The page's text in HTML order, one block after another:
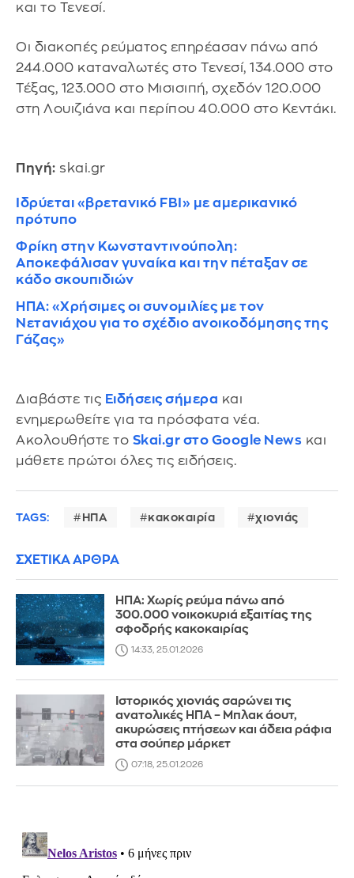
και το Τενεσί.
Οι διακοπές ρεύματος επηρέασαν πάνω από
244.000 καταναλωτές στο Τενεσί, 134.000 στο
Τέξας, 123.000 στο Μισισιπή, σχεδόν 120.000
στη Λουιζιάνα και περίπου 40.000 στο Κεντάκι.
Πηγή: skai.gr
Ιδρύεται «βρετανικό FBI» με αμερικανικό
πρότυπο
Φρίκη στην Κωνσταντινούπολη:
Αποκεφάλισαν γυναίκα και την πέταξαν σε
κάδο σκουπιδιών
ΗΠΑ: «Χρήσιμες οι συνομιλίες με τον
Νετανιάχου για το σχέδιο ανοικοδόμησης της
Γάζας»
Διαβάστε τις Ειδήσεις σήμερα και
ενημερωθείτε για τα πρόσφατα νέα.
Ακολουθήστε το Skai.gr στο Google News και
μάθετε πρώτοι όλες τις ειδήσεις.
TAGS: ΗΠΑ κακοκαιρία χιονιάς
ΣΧΕΤΙΚΑ ΑΡΘΡΑ
ΗΠΑ: Χωρίς ρεύμα πάνω από
300.000 νοικοκυριά εξαιτίας της
σφοδρής κακοκαιρίας
14:33, 25.01.2026
Ιστορικός χιονιάς σαρώνει τις
ανατολικές ΗΠΑ – Μπλακ άουτ,
ακυρώσεις πτήσεων και άδεια ράφια
στα σούπερ μάρκετ
07:18, 25.01.2026